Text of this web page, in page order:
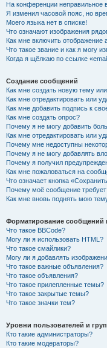
На конференции неправильное
Я изменил часовой пояс, но
Моего языка нет в списке!
Что означают изображения
Как мне включить отображение
Что такое звание и как я могу
Когда я щёлкаю по ссылке
Создание сообщений
Как мне создать новую тему
Как мне отредактировать или
Как мне добавить подпись к
Как мне создать опрос?
Почему я не могу добавить
Как мне отредактировать или
Почему мне недоступны
Почему я не могу добавлять
Почему я получил
Как мне пожаловаться на
Что означает кнопка
Почему моё сообщение
Как мне вновь поднять мою
Форматирование сообщений
Что такое BBCode?
Могу ли я использовать HTML?
Что такое смайлики?
Могу ли я добавлять
Что такое важные объявления?
Что такое объявления?
Что такое прилепленные темы?
Что такое закрытые темы?
Что такое значки тем?
Уровни пользователей и
Кто такие администраторы?
Кто такие модераторы?